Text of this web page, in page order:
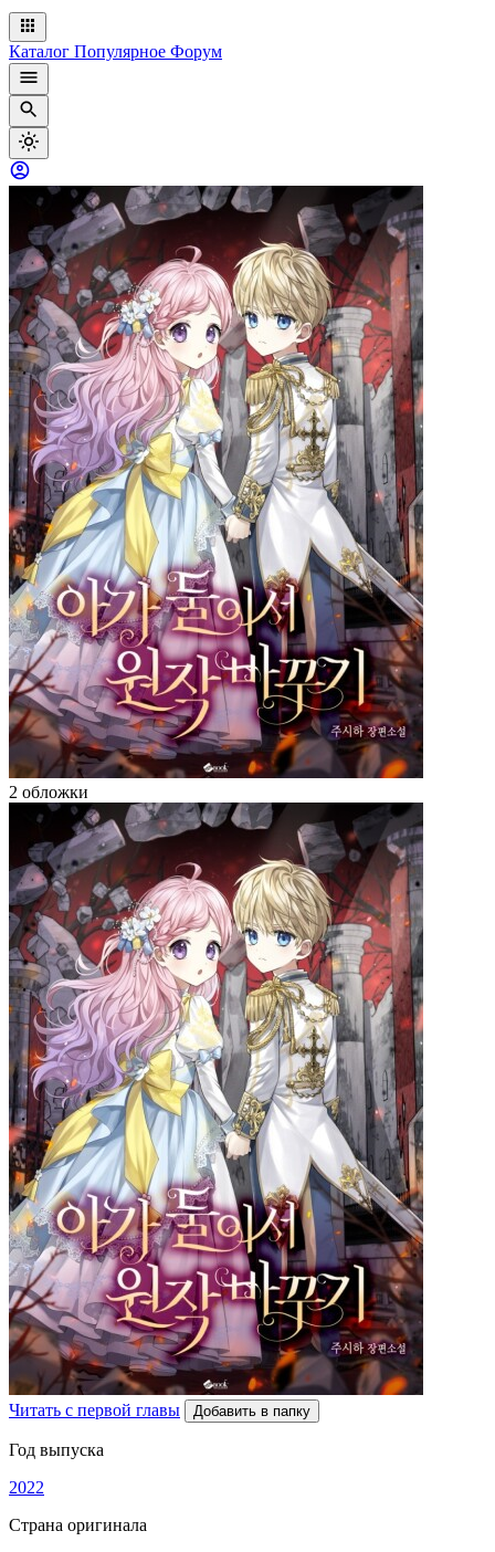
Каталог Популярное Форум
2 обложки
Читать с первой главы Добавить в папку
Год выпуска
2022
Страна оригинала